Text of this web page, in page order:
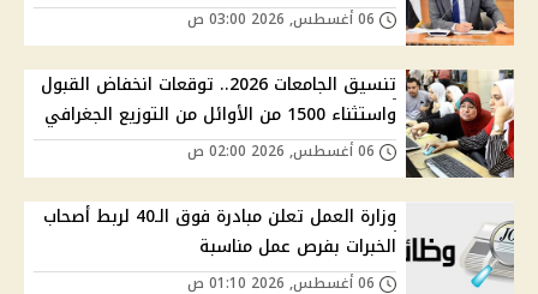
تنسيق الجامعات 2026.. توقعات انخفاض القبول
واستثناء 1500 من الأوائل من التوزيع الجغرافي
وزارة العمل تعلن مبادرة فوق الـ40 لربط أصحاب
الخبرات بفرص عمل مناسبة